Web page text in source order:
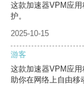
这款加速器VPM应
护。
2025-10-15
游客
这款加速器VPM应
助你在网络上自由移